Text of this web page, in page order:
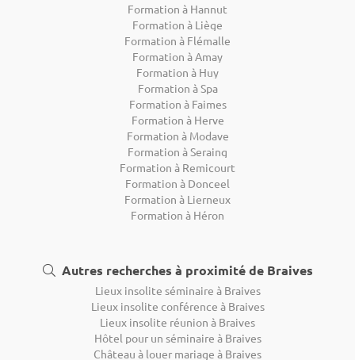
Formation à Hannut
Formation à Liège
Formation à Flémalle
Formation à Amay
Formation à Huy
Formation à Spa
Formation à Faimes
Formation à Herve
Formation à Modave
Formation à Seraing
Formation à Remicourt
Formation à Donceel
Formation à Lierneux
Formation à Héron
Autres recherches à proximité de Braives
Lieux insolite séminaire à Braives
Lieux insolite conférence à Braives
Lieux insolite réunion à Braives
Hôtel pour un séminaire à Braives
Château à louer mariage à Braives